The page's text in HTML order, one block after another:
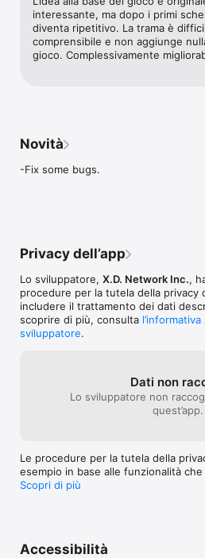
at a time.
【Get Unstuck with Thoughtful
There is a multitude of guidance
There are a total of 15 achievements
uniquely stunning design. A
Medals could be the perfect
Email: moncagethegame@gmail.com
interessante, ma dopo i primi
diventa ripetitivo. La trama è
comprensibile e non aggiunge
gioco. Complessivamente
Novità
-Fix some bugs.
Privacy dell’app
Lo sviluppatore, X.D. Network Inc.,
procedure per la tutela della privacy
includere il trattamento dei dati
scoprire di più, consulta
sviluppatore.
Dati non
Lo sviluppatore non
quest’app.
Le procedure per la tutela della
esempio in base alle funzionalità
Scopri di più
Accessibilità